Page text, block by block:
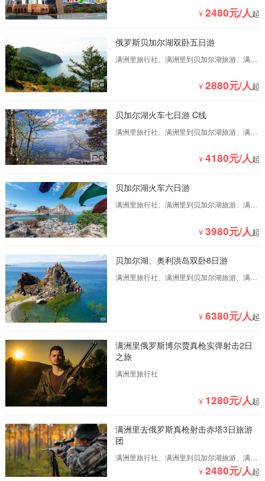
¥ 2480元/人起
俄罗斯贝加尔湖双卧五日游
满洲里旅行社、满洲里到贝加尔湖旅游、满洲
里国际旅行社是一家专业满洲里到俄罗斯旅游
¥ 2880元/人起
贝加尔湖火车七日游 C线
满洲里旅行社、满洲里到贝加尔湖旅游、满洲
里国际旅行社是一家专业满洲里到俄罗斯旅游
¥ 4180元/人起
贝加尔湖火车六日游
满洲里旅行社、满洲里到贝加尔湖旅游、满洲
¥ 3980元/人起
贝加尔湖、奥利洪岛双卧8日游
满洲里旅行社、满洲里到贝加尔湖旅游、满洲
¥ 6380元/人起
满洲里俄罗斯博尔贾真枪实弹射击2日
之旅
满洲里旅行社
¥ 1280元/人起
满洲里去俄罗斯真枪射击赤塔3日旅游
团
满洲里旅行社、满洲里到贝加尔湖旅游、满洲
里到俄罗斯旅游、满洲里到俄罗斯自驾游
¥ 2480元/人起